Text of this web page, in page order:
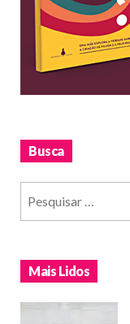
Busca
Mais Lidos